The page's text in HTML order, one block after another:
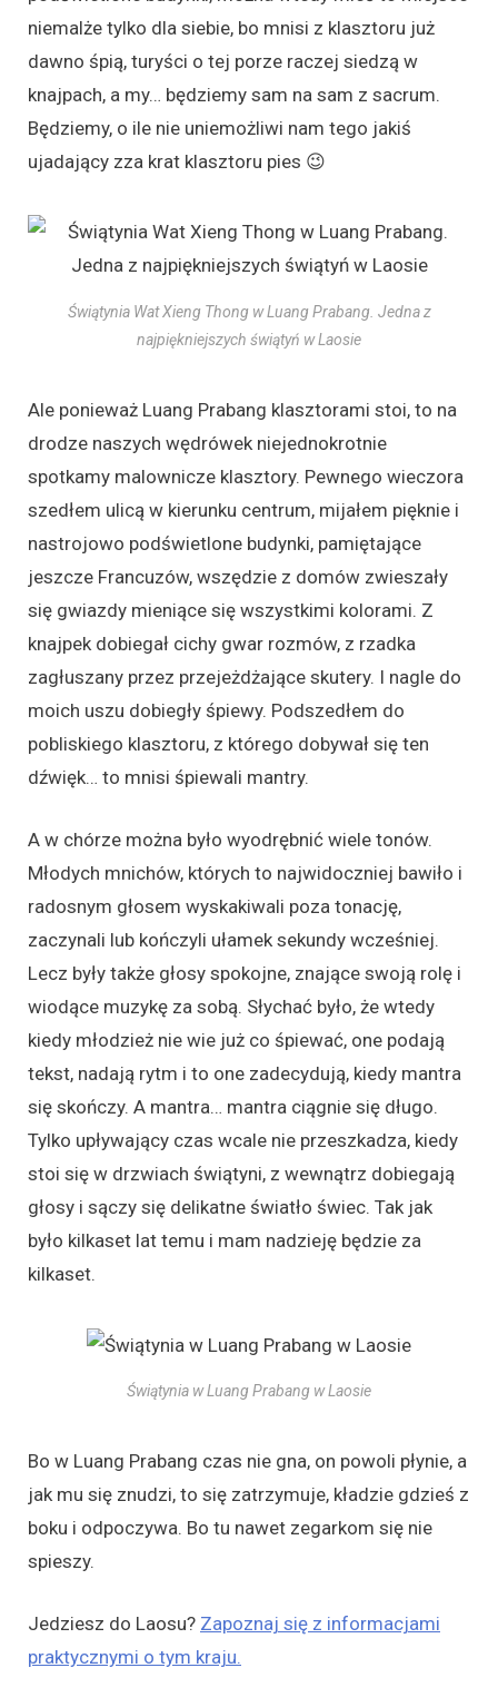
niemalże tylko dla siebie, bo mnisi z klasztoru już
dawno śpią, turyści o tej porze raczej siedzą w
knajpach, a my… będziemy sam na sam z sacrum.
Będziemy, o ile nie uniemożliwi nam tego jakiś
ujadający zza krat klasztoru pies 😉
Świątynia Wat Xieng Thong w Luang Prabang. Jedna z
najpiękniejszych świątyń w Laosie
Ale ponieważ Luang Prabang klasztorami stoi, to na
drodze naszych wędrówek niejednokrotnie
spotkamy malownicze klasztory. Pewnego wieczora
szedłem ulicą w kierunku centrum, mijałem pięknie i
nastrojowo podświetlone budynki, pamiętające
jeszcze Francuzów, wszędzie z domów zwieszały
się gwiazdy mieniące się wszystkimi kolorami. Z
knajpek dobiegał cichy gwar rozmów, z rzadka
zagłuszany przez przejeżdżające skutery. I nagle do
moich uszu dobiegły śpiewy. Podszedłem do
pobliskiego klasztoru, z którego dobywał się ten
dźwięk… to mnisi śpiewali mantry.
A w chórze można było wyodrębnić wiele tonów.
Młodych mnichów, których to najwidoczniej bawiło i
radosnym głosem wyskakiwali poza tonację,
zaczynali lub kończyli ułamek sekundy wcześniej.
Lecz były także głosy spokojne, znające swoją rolę i
wiodące muzykę za sobą. Słychać było, że wtedy
kiedy młodzież nie wie już co śpiewać, one podają
tekst, nadają rytm i to one zadecydują, kiedy mantra
się skończy. A mantra… mantra ciągnie się długo.
Tylko upływający czas wcale nie przeszkadza, kiedy
stoi się w drzwiach świątyni, z wewnątrz dobiegają
głosy i sączy się delikatne światło świec. Tak jak
było kilkaset lat temu i mam nadzieję będzie za
kilkaset.
Świątynia w Luang Prabang w Laosie
Bo w Luang Prabang czas nie gna, on powoli płynie, a
jak mu się znudzi, to się zatrzymuje, kładzie gdzieś z
boku i odpoczywa. Bo tu nawet zegarkom się nie
spieszy.
Jedziesz do Laosu? Zapoznaj się z informacjami
praktycznymi o tym kraju.